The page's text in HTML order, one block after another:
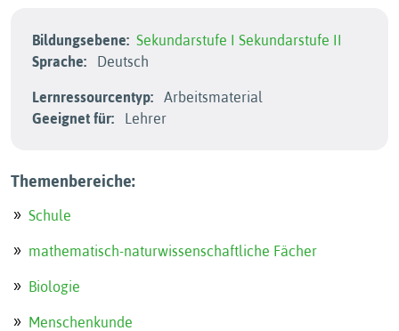
Bildungsebene: Sekundarstufe I Sekundarstufe II
Sprache:
Deutsch
Lernressourcentyp:
Arbeitsmaterial
Geeignet für:
Lehrer
Themenbereiche:
Schule
mathematisch-naturwissenschaftliche Fächer
Biologie
Menschenkunde